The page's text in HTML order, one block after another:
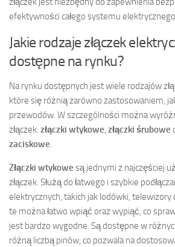
efektywności całego systemu
Jakie rodzaje złączek
dostępne na rynku?
Na rynku dostępnych jest wiele rodzajów
które się różnią zarówno zastosowaniem,
przewodów. W szczególności można
złączek: złączki wtykowe, złączki śrubowe
zaciskowe.
Złączki wtykowe są jednymi z najczęściej
złączek. Służą do łatwego i szybkie
elektrycznych, takich jak lodówki, telewizory
te można łatwo wpiąć oraz wypiąć, co
jest bardzo wygodne. Są dostępne w
różną liczbą pinów, co pozwala na